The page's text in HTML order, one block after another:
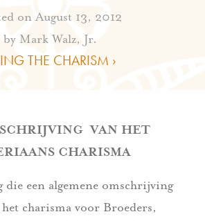
on August 13, 2012
by Mark Walz, Jr.
THE CHARISM ›
VAN HET
CHARISMA
een algemene omschrijving
charisma voor Broeders,